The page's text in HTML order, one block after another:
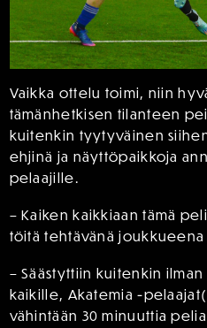
Vaikka ottelu toimi, niin
tämänhetkisen tilanteen
kuitenkin tyytyväinen
ehjinä ja näyttöpaikkoja
pelaajille.
– Kaiken kaikkiaan tämä
töitä tehtävänä joukkueena
– Säästyttiin kuitenkin
kaikille, Akatemia -
vähintään 30 minuuttia